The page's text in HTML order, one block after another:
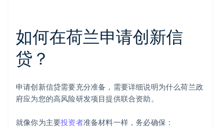
如何在荷兰申请创新信
贷？
申请创新信贷需要充分准备，需要详细说明为什么荷兰政
府应为您的高风险研发项目提供联合资助。
就像你为主要投资者准备材料一样，务必确保：